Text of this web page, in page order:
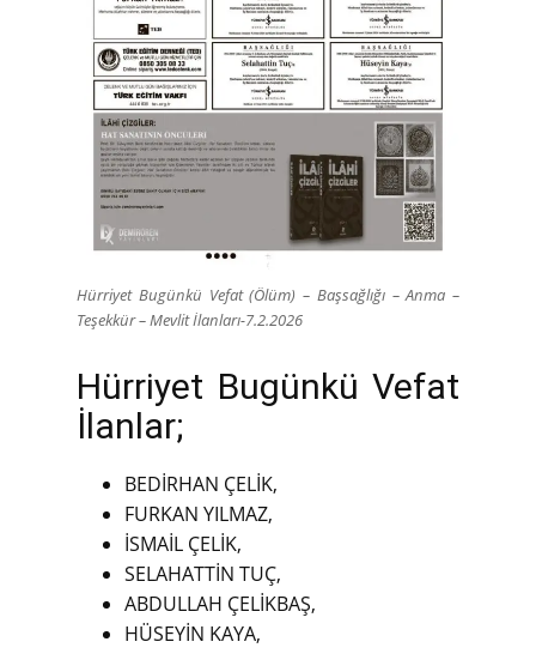
Hürriyet Bugünkü Vefat (Ölüm) – Başsağlığı – Anma –
Teşekkür – Mevlit İlanları-7.2.2026
Hürriyet Bugünkü Vefat
İlanlar;
BEDİRHAN ÇELİK,
FURKAN YILMAZ,
İSMAİL ÇELİK,
SELAHATTİN TUÇ,
ABDULLAH ÇELİKBAŞ,
HÜSEYİN KAYA,